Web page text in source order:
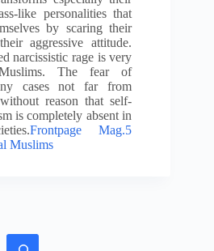
like personalities that
by scaring their
aggressive attitude.
narcissistic rage is very
The fear of
cases not far from
reason that self-
is completely absent in
Frontpage Mag.5
Muslims